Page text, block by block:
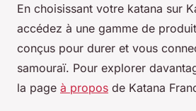
En choisissant votre katana sur
accédez à une gamme de
conçus pour durer et vous
samouraï. Pour explorer
la page à propos de Katana